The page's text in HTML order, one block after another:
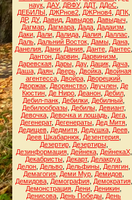
наук ДАУ, ДВФУ, ДДТ, ДДоС
ДЕБИЛЫ
ДЖРнов2 ДЖРнов4 ДПК
ДР, ДУ, Давид, Давыдов, Давыдыч
Дагмар Дагмара Дада Дадаизм
Даки, Дали, Далида, Далия, Даллас
Даль, Дальний Восток, Дамы, Дана,
Данелия Дани Дания Данте Дантес
Дантон Дарвин Дарвинизм
Даревская, Дары, Дау, Дацик, Дача,
Даша, Даян, Дверь, Двойка, Двойная
агентесса, Двойра, Дворецкий,
Дворжак, Дворянство, Двучлен, Де
Кюстин Де Ниро Деанон Дебил
Дебил-панк Дебилки Дебилный
Дебилообразы, Дебилы, Девиант,
Девочка, Девочка и лошадь, Дега,
Дегенерат, Дегенераты Дед Митя
Дедищев, Дедмитя, Дедушка, Деев,
Деев Шкабарнюк Дезентерия
Дезертир, Дезертиры,
Дезинформация, Дейнека, ДейнекаХ,
Декабристы Декарт, Делакруа
Делон Дельво Дельфины Делягин
Демагогия Деми Мур Демидов
Демидова, Демография, Демократия,
Демонстрация Дени Деникин
Денисова День Победы День